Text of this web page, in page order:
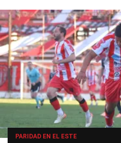
PARIDAD EN EL ESTE